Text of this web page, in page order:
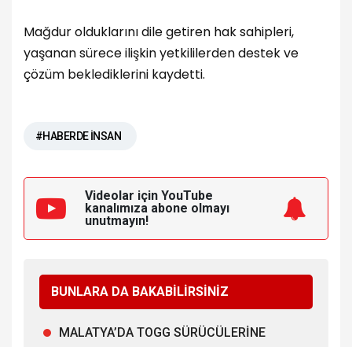
Mağdur olduklarını dile getiren hak sahipleri,
yaşanan sürece ilişkin yetkililerden destek ve
çözüm beklediklerini kaydetti.
#HABERDE İNSAN
Videolar için YouTube
kanalımıza abone olmayı
unutmayın!
BUNLARA DA BAKABİLİRSİNİZ
MALATYA’DA TOGG SÜRÜCÜLERİNE